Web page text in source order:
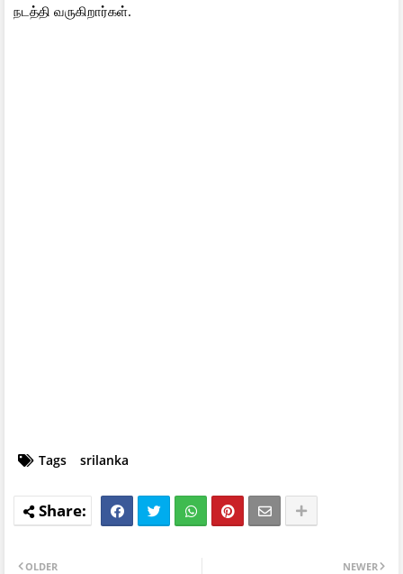
நடத்தி வருகிறார்கள்.
Tags srilanka
NEWER
OLDER